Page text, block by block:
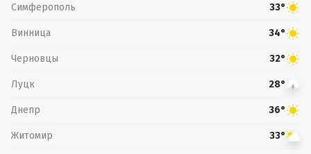
Симферополь 33°
Винница 34°
Черновцы 32°
Луцк 28°
Днепр 36°
Житомир 33°